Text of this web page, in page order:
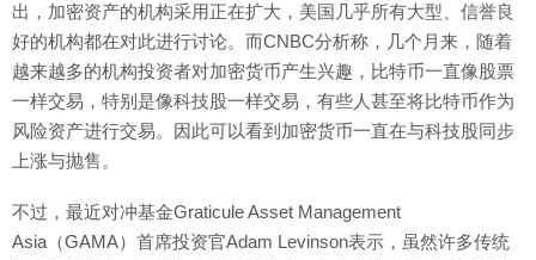
出，加密资产的机构采用正在扩大，美国几乎所有大型、信誉良
好的机构都在对此进行讨论。而CNBC分析称，几个月来，随着
越来越多的机构投资者对加密货币产生兴趣，比特币一直像股票
一样交易，特别是像科技股一样交易，有些人甚至将比特币作为
风险资产进行交易。因此可以看到加密货币一直在与科技股同步
上涨与抛售。
不过，最近对冲基金Graticule Asset Management
Asia（GAMA）首席投资官Adam Levinson表示，虽然许多传统